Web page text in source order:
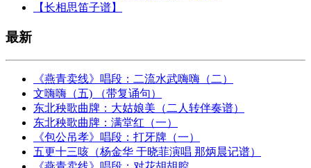
【长相思笛子谱】
最新
《燕青卖线》唱段：二流水武嗨嗨（二）
文嗨嗨（五) （带复诵句）
东北秧歌曲牌：大姑娘美（二人转伴奏谱）
东北秧歌曲牌：满堂红（一）
《包公吊孝》唱段：打牙牌（一）
五更十三咳（杨金华 于晓菲演唱 那炳晨记谱）